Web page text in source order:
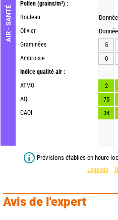
AIR - SANTÉ
Pollen (grains/m³) :
Bouleau
Olivier
Graminées
Ambroisie
Indice qualité air :
ATMO
AQI
CAQI
5
0
2
75
34
Prévisions établies en heure
Légende
Avis de l'expert